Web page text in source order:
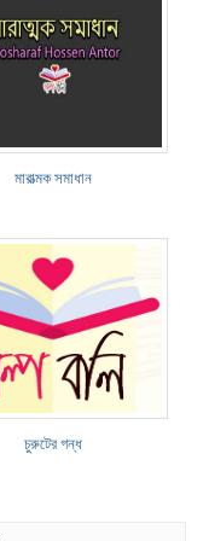
মারাত্মক সমাধান
চুরুটের গন্ধ